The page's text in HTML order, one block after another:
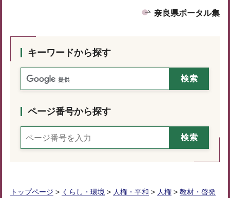
奈良県ポータル集
キーワードから探す
ページ番号から探す
トップページ > くらし・環境 > 人権・平和 > 人権 > 教材・啓発